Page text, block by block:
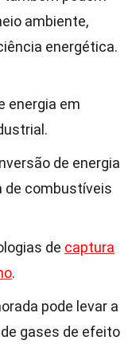
ambiente,
energética.
energia em
de energia
de combustíveis
de captura
.
pode levar a
gases de efeito